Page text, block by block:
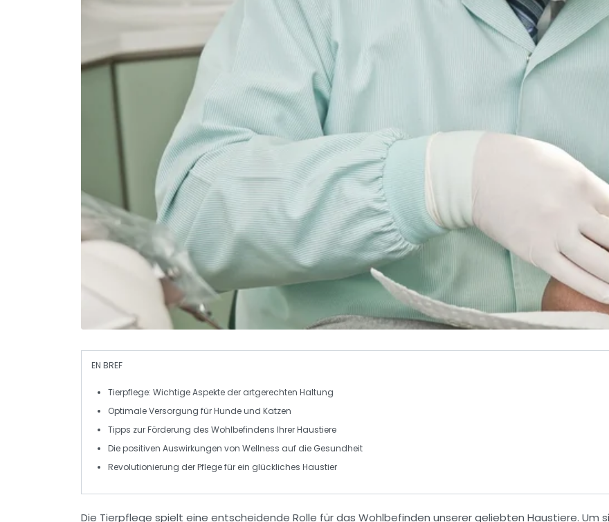
EN BREF
Tierpflege: Wichtige Aspekte der artgerechten Haltung
OptimaleVersorgung fürHundeund Katzen
Tipps zur Förderung des Wohlbefindens Ihrer Haustiere
Die positiven Auswirkungen von Wellness auf die Gesundheit
Revolutionierung derPflegefür ein glückliches Haustier
Die Tierpflege spielt eine entscheidende Rolle für das Wohlbefinden unserer geliebten Haustiere. Um